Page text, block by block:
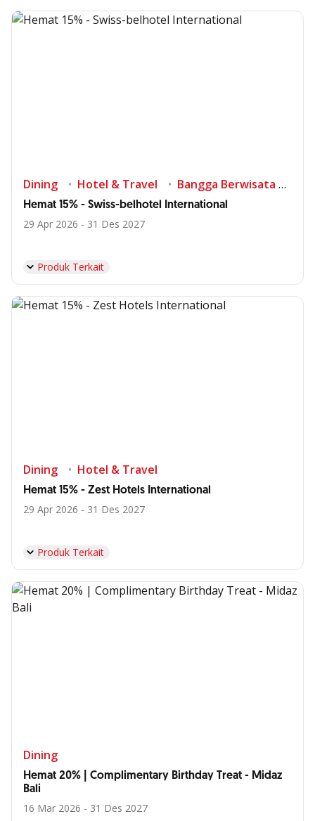
Dining Hotel & Travel Bangga Berwisata di Indonesia
Hemat 15% - Swiss-belhotel International
29 Apr 2026 - 31 Des 2027
Produk Terkait
Dining Hotel & Travel
Hemat 15% - Zest Hotels International
29 Apr 2026 - 31 Des 2027
Produk Terkait
Dining
Hemat 20% | Complimentary Birthday Treat - Midaz
Bali
16 Mar 2026 - 31 Des 2027